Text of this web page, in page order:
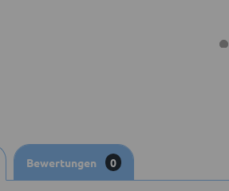
Bewertungen 0